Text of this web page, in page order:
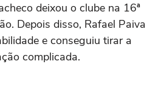
deixou o clube na 16ª
Depois disso, Rafael Paiva
e conseguiu tirar a
complicada.